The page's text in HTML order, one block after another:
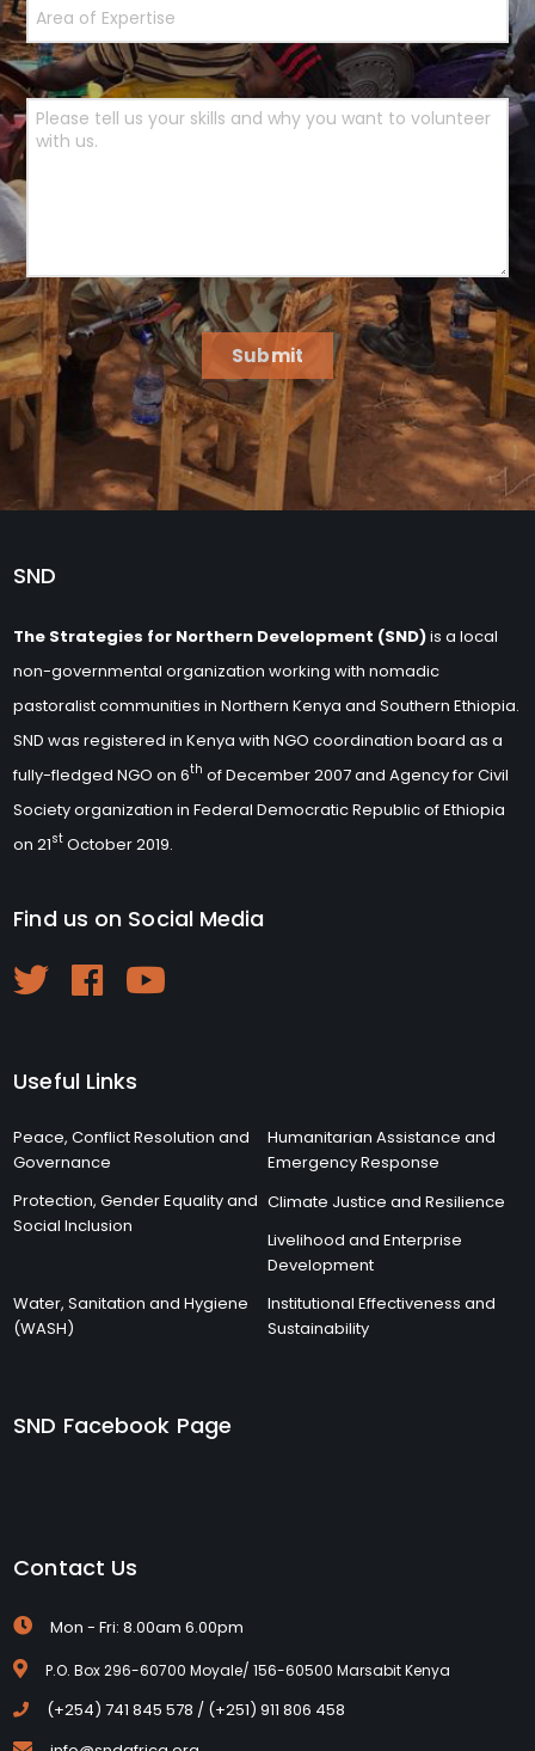
Submit
SND
The Strategies for Northern Development (SND)is a local
non-governmental organization working with nomadic
pastoralist communities in Northern Kenya and Southern Ethiopia.
SND was registered in Kenya with NGO coordination board as a
fully-fledged NGO on 6th of December 2007 and Agency for Civil
Society organization in Federal Democratic Republic of Ethiopia
on 21st October 2019.
Find us on Social Media
Useful Links
Peace, Conflict Resolution and
Governance
Humanitarian Assistance and
Emergency Response
Protection, Gender Equality and
Social Inclusion
Climate Justice and Resilience
Livelihood and Enterprise
Development
Water, Sanitation and Hygiene
(WASH)
Institutional Effectiveness and
Sustainability
SND Facebook Page
Contact Us
Mon - Fri: 8.00am 6.00pm
P.O. Box 296-60700 Moyale/ 156-60500 Marsabit Kenya
(+254) 741 845 578 / (+251) 911 806 458